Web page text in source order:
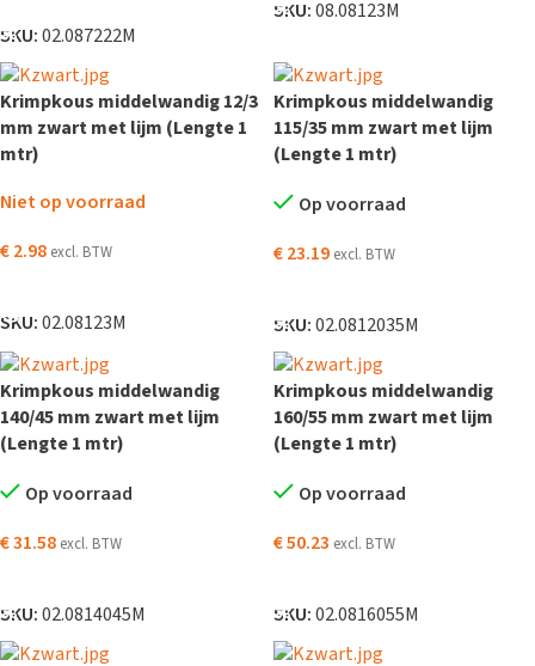
SKU:02.087222M
SKU:08.08123M
Krimpkous middelwandig 12/3
mm zwart met lijm (Lengte 1
mtr)
Niet op voorraad
€2.98 excl. BTW
SKU:02.08123M
Krimpkous middelwandig
115/35 mm zwart met lijm
(Lengte 1 mtr)
Op voorraad
€23.19 excl. BTW
SKU:02.0812035M
Krimpkous middelwandig
140/45 mm zwart met lijm
(Lengte 1 mtr)
Op voorraad
€31.58 excl. BTW
SKU:02.0814045M
Krimpkous middelwandig
160/55 mm zwart met lijm
(Lengte 1 mtr)
Op voorraad
€50.23 excl. BTW
SKU:02.0816055M